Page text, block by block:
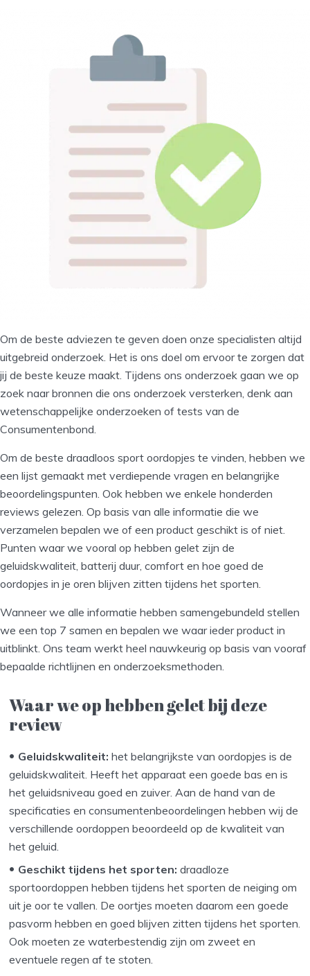
Om de beste adviezen te geven doen onze specialisten altijd
uitgebreid onderzoek. Het is ons doel om ervoor te zorgen dat
jij de beste keuze maakt. Tijdens ons onderzoek gaan we op
zoek naar bronnen die ons onderzoek versterken, denk aan
wetenschappelijke onderzoeken of tests van de
Consumentenbond.
Om de beste draadloos sport oordopjes te vinden, hebben we
een lijst gemaakt met verdiepende vragen en belangrijke
beoordelingspunten. Ook hebben we enkele honderden
reviews gelezen. Op basis van alle informatie die we
verzamelen bepalen we of een product geschikt is of niet.
Punten waar we vooral op hebben gelet zijn de
geluidskwaliteit, batterij duur, comfort en hoe goed de
oordopjes in je oren blijven zitten tijdens het sporten.
Wanneer we alle informatie hebben samengebundeld stellen
we een top 7 samen en bepalen we waar ieder product in
uitblinkt. Ons team werkt heel nauwkeurig op basis van vooraf
bepaalde richtlijnen en onderzoeksmethoden.
Waar we op hebben gelet bij deze
review
Geluidskwaliteit:het belangrijkste van oordopjes is de
geluidskwaliteit. Heeft het apparaat een goede bas en is
het geluidsniveau goed en zuiver. Aan de hand van de
specificaties en consumentenbeoordelingen hebben wij de
verschillende oordoppen beoordeeld op de kwaliteit van
het geluid.
Geschikt tijdens het sporten:draadloze
sportoordoppen hebben tijdens het sporten de neiging om
uit je oor te vallen. De oortjes moeten daarom een goede
pasvorm hebben en goed blijven zitten tijdens het sporten.
Ook moeten ze waterbestendig zijn om zweet en
eventuele regen af te stoten.